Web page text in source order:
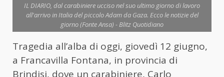
IL DIARIO, dal carabiniere ucciso nel suo ultimo giorno di lavoro
all'arrivo in Italia del piccolo Adam da Gaza. Ecco le notizie del
giorno (Fonte Ansa) - Blitz Quotidiano
Tragedia all’alba di oggi, giovedì 12 giugno,
a Francavilla Fontana, in provincia di
Brindisi, dove un carabiniere, Carlo